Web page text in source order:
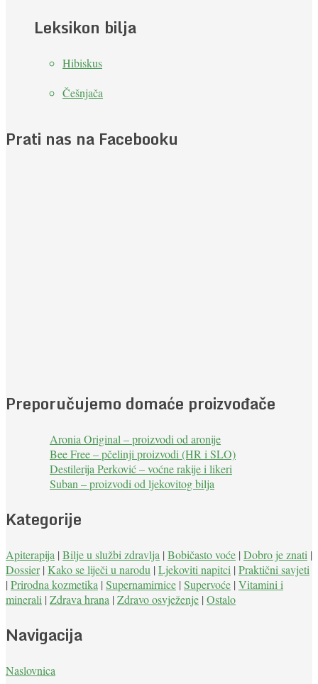
Leksikon bilja
Hibiskus
Češnjača
Prati nas na Facebooku
Preporučujemo domaće proizvođače
Aronia Original – proizvodi od aronije
Bee Free – pčelinji proizvodi (HR i SLO)
Destilerija Perković – voćne rakije i likeri
Suban – proizvodi od ljekovitog bilja
Kategorije
Apiterapija | Bilje u službi zdravlja | Bobičasto voće | Dobro je znati |
Dossier| Kako se liječi u narodu | Ljekoviti napitci | Praktični savjeti
| Prirodna kozmetika | Supernamirnice | Supervoće | Vitamini i
minerali | Zdrava hrana | Zdravo osvježenje | Ostalo
Navigacija
Naslovnica